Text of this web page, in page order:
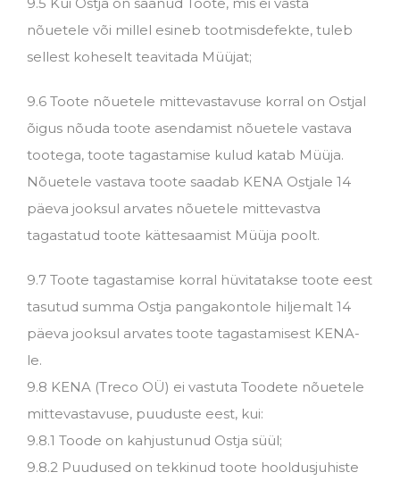
9.5 Kui Ostja on saanud Toote, mis ei vasta
nõuetele või millel esineb tootmisdefekte, tuleb
sellest koheselt teavitada Müüjat;
9.6 Toote nõuetele mittevastavuse korral on Ostjal
õigus nõuda toote asendamist nõuetele vastava
tootega, toote tagastamise kulud katab Müüja.
Nõuetele vastava toote saadab KENA Ostjale 14
päeva jooksul arvates nõuetele mittevastva
tagastatud toote kättesaamist Müüja poolt.
9.7 Toote tagastamise korral hüvitatakse toote eest
tasutud summa Ostja pangakontole hiljemalt 14
päeva jooksul arvates toote tagastamisest KENA-
le.
9.8 KENA (Treco OÜ) ei vastuta Toodete nõuetele
mittevastavuse, puuduste eest, kui:
9.8.1 Toode on kahjustunud Ostja süül;
9.8.2 Puudused on tekkinud toote hooldusjuhiste